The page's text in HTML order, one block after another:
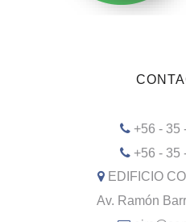
+56 - 35
+56 - 35
EDIFICIO
Av. Ramón